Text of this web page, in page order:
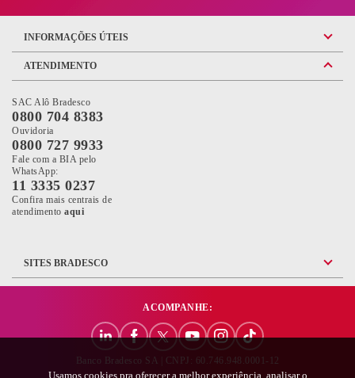
Usamos cookies pra oferecer a melhor experiência, analisar o
INFORMAÇÕES ÚTEIS
ATENDIMENTO
SAC Alô Bradesco
0800 704 8383
Ouvidoria
0800 727 9933
Fale com a BIA pelo
WhatsApp:
11 3335 0237
Confira mais centrais de
atendimento Confira mais informações sobre as Centrais de Atendimento do
aqui
SITES BRADESCO
ACOMPANHE:
Banco Bradesco SA | CNPJ: 60.746.948.0001-12